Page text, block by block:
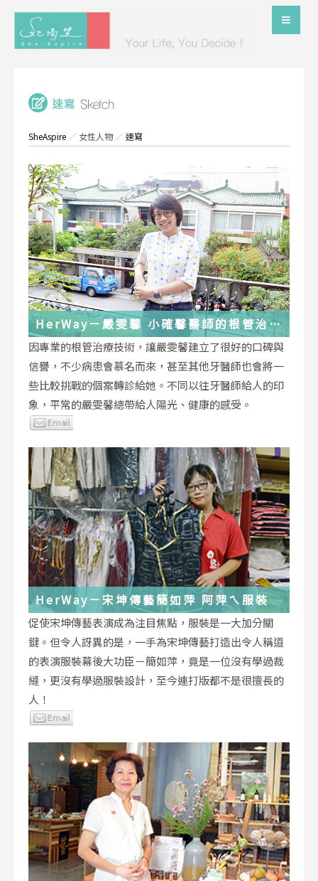
SheAspire ／ 女性人物／速寫
HerWay－嚴雯馨 小確馨醫師的根管治療
小確幸
因專業的根管治療技術，讓嚴雯馨建立了很好的口碑與
信譽，不少病患會慕名而來，甚至其他牙醫師也會將一
些比較挑戰的個案轉診給她。不同以往牙醫師給人的印
象，平常的嚴雯馨總帶給人陽光、健康的感受。
HerWay－宋坤傳藝簡如萍 阿萍ㄟ服裝
促使宋坤傳藝表演成為注目焦點，服裝是一大加分關
鍵。但令人訝異的是，一手為宋坤傳藝打造出令人稱道
的表演服裝幕後大功臣－簡如萍，竟是一位沒有學過裁
縫，更沒有學過服裝設計，至今連打版都不是很擅長的
人！